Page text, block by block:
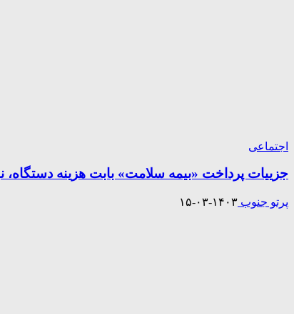
اجتماعی
جزییات پرداخت «بیمه سلامت» بابت هزینه
پرتو جنوب ۱۴۰۳-۰۳-۱۵